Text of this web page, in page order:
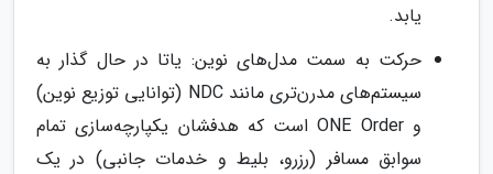
یابد.
حرکت به سمت مدل‌های نوین: یاتا در حال گذار به
سیستم‌های مدرن‌تری مانند NDC (توانایی توزیع نوین)
و ONE Order است که هدفشان یکپارچه‌سازی تمام
سوابق مسافر (رزرو، بلیط و خدمات جانبی) در یک